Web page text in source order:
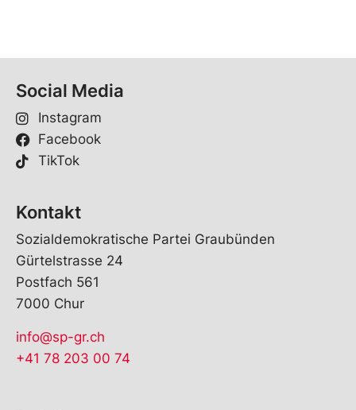
Social Media
Instagram
Facebook
TikTok
Kontakt
Sozialdemokratische Partei Graubünden
Gürtelstrasse 24
Postfach 561
7000 Chur
info@sp-gr.ch
+41 78 203 00 74